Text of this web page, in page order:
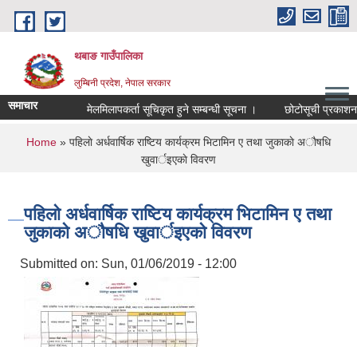
Skip to main content
थबाङ गाउँपालिका
लुम्बिनी प्रदेश, नेपाल सरकार
समाचार मेलमिलापकर्ता सूचिकृत हुने सम्बन्धी सूचना । छोटोसूची प्रकाशन
You are here
Home » पहिलाे अर्धवार्षिक राष्टिय कार्यक्रम भिटामिन ए तथा जुकाकाे अाैषधि
खुवार्इएकाे विवरण
पहिलाे अर्धवार्षिक राष्टिय कार्यक्रम भिटामिन ए तथा
जुकाकाे अाैषधि खुवार्इएकाे विवरण
Submitted on: Sun, 01/06/2019 - 12:00